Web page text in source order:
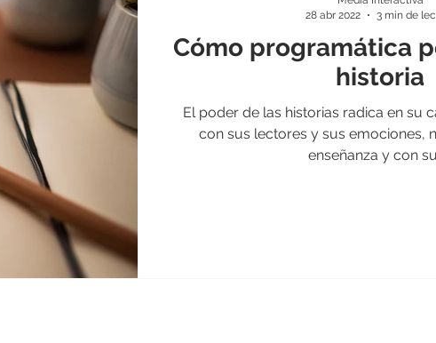
Cómo programática
historia
El poder de las historias radica en su
con sus lectores y sus emociones,
enseñanza y con
28 abr 2022
3 min de